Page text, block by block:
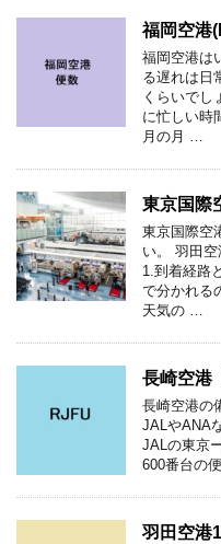
福岡空港
福岡空港は
る遅れは日
くらいでし
に忙しい時
月の月 …
東京国際
東京国際空
い。 羽田
1.到着経路
で分かれる
天気の …
長崎空港
長崎空港の
JALやANA
JALの東京
600番台の
羽田空港